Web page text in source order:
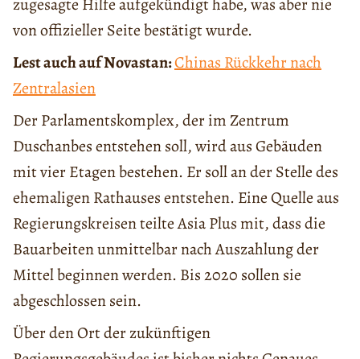
zugesagte Hilfe aufgekündigt habe, was aber nie
von offizieller Seite bestätigt wurde.
Lest auch auf Novastan:Chinas Rückkehr nach
Zentralasien
Der Parlamentskomplex, der im Zentrum
Duschanbes entstehen soll, wird aus Gebäuden
mit vier Etagen bestehen. Er soll an der Stelle des
ehemaligen Rathauses entstehen. Eine Quelle aus
Regierungskreisen teilte Asia Plus mit, dass die
Bauarbeiten unmittelbar nach Auszahlung der
Mittel beginnen werden. Bis 2020 sollen sie
abgeschlossen sein.
Über den Ort der zukünftigen